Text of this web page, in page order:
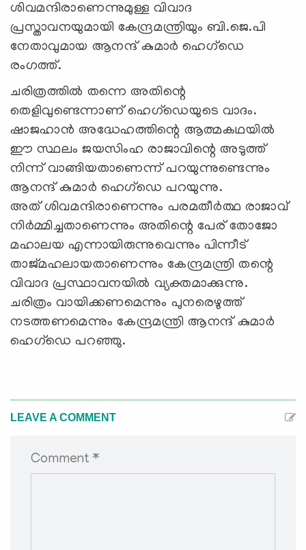
ശിവമന്ദിരാണെന്നുമുള്ള വിവാദ
പ്രസ്താവനയുമായി കേന്ദ്രമന്ത്രിയും ബി.ജെ.പി
നേതാവുമായ ആനന്ദ് കുമാര്‍ ഹെഗ്‌ഡെ
രംഗത്ത്.
ചരിത്രത്തില്‍ തന്നെ അതിന്റെ
തെളിവുണ്ടെന്നാണ് ഹെഗ്‌ഡെയുടെ വാദം.
ഷാജഹാന്‍ അദ്ധേഹത്തിന്റെ ആത്മകഥയില്‍
ഈ സ്ഥലം ജയസിംഹ രാജാവിന്റെ അടുത്ത്
നിന്ന് വാങ്ങിയതാണെന്ന് പറയുന്നുണ്ടെന്നും
ആനന്ദ് കുമാര്‍ ഹെഗ്‌ഡെ പറയുന്നു.
അത് ശിവമന്ദിരാണെന്നും പരമതീര്‍ത്ഥ രാജാവ്
നിര്‍മ്മിച്ചതാണെന്നും അതിന്റെ പേര് തോജോ
മഹാലയ എന്നായിരുന്നുവെന്നും പിന്നീട്
താജ്മഹലായതാണെന്നും കേന്ദ്രമന്ത്രി തന്റെ
വിവാദ പ്രസ്ഥാവനയില്‍ വ്യക്തമാക്കുന്നു.
ചരിത്രം വായിക്കണമെന്നും പുനരെഴുത്ത്
നടത്തണമെന്നും കേന്ദ്രമന്ത്രി ആനന്ദ് കുമാര്‍
ഹെഗ്‌ഡെ പറഞ്ഞു.
LEAVE A COMMENT
Comment *